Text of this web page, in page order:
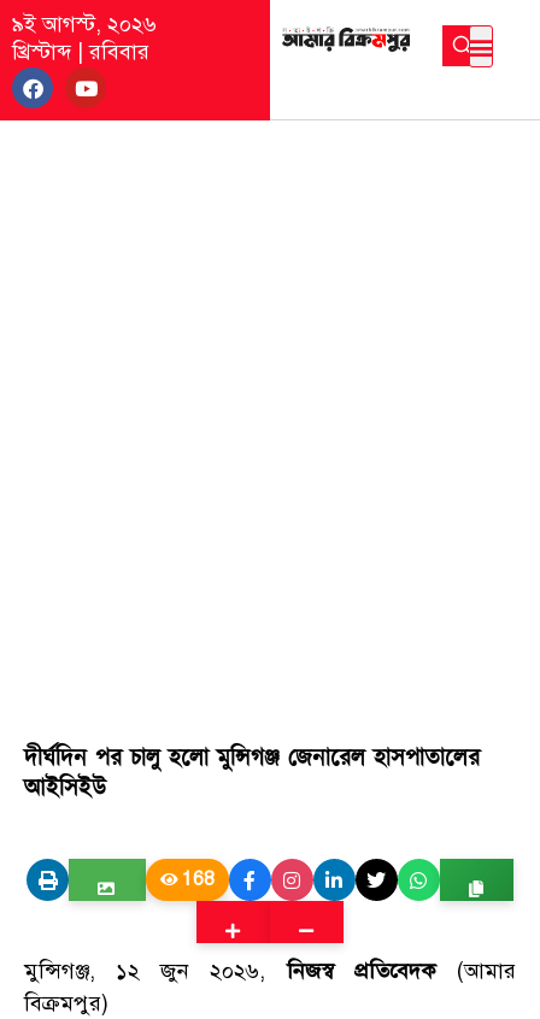
৯ই আগস্ট, ২০২৬
খ্রিস্টাব্দ|রবিবার
দীর্ঘদিন পর চালু হলো মুন্সিগঞ্জ জেনারেল হাসপাতালের
আইসিইউ
168
মুন্সিগঞ্জ, ১২ জুন ২০২৬,নিজস্ব প্রতিবেদক(আমার
বিক্রমপুর)